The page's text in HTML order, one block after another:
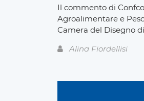
Il commento di
Agroalimentare e
Camera del Disegno
Alina Fiordellisi